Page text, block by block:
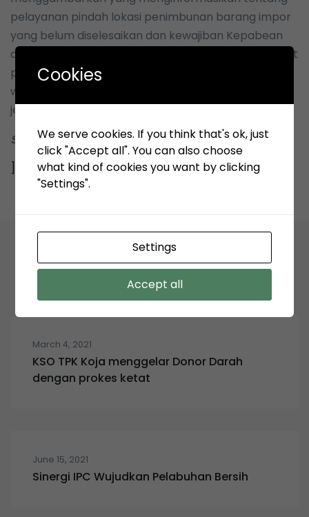
pelayanan pindah lokasi penimbunan barang impor
yang belum diselesaikan dan kewajiban Kepabean
dari satu tempat penimbunan sementara ke tempat
penimbunan sementara yang lain dalam satu
wilayah pengawasan kantor Pabean akan semakin
jelas
Sekper TPK-Koja
Related Articles
March 4, 2021
KSO TPK Koja menggelar Donor Darah
dengan prokes ketat
June 15, 2021
Sinergi IPC Wujudkan Pelabuhan Bersih
Cookies
We serve cookies. If you think that's ok, just
click "Accept all". You can also choose
what kind of cookies you want by clicking
"Settings".
Settings
Accept all